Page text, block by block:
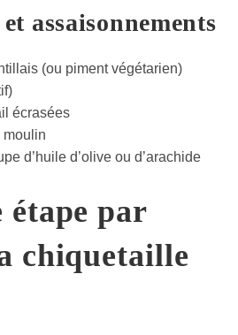
assaisonnements
(ou piment végétarien)
écrasées
moulin
d’huile d’olive ou d’arachide
étape par
chiquetaille